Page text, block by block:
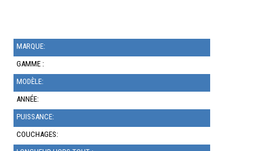
MARQUE:
GAMME :
MODÈLE:
ANNÉE:
PUISSANCE:
COUCHAGES: